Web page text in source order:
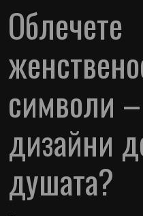
Облечете
символи
дизайни
душата?